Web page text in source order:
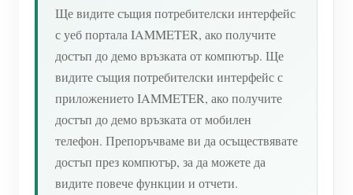
Ще видите същия потребителски интерфейс
с уеб портала IAMMETER, ако получите
достъп до демо връзката от компютър. Ще
видите същия потребителски интерфейс с
приложението IAMMETER, ако получите
достъп до демо връзката от мобилен
телефон. Препоръчваме ви да осъществявате
достъп през компютър, за да можете да
видите повече функции и отчети.